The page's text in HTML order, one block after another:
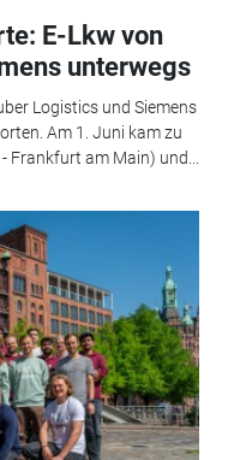
E-Lkw von
unterwegs
Logistics und Siemens
Am 1. Juni kam zu
Frankfurt am Main) und...